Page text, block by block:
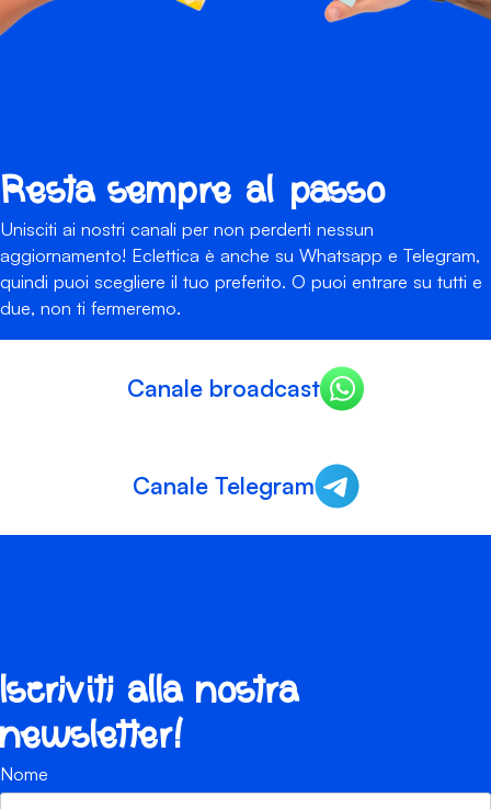
Resta sempre al passo
Unisciti ai nostri canali per non perderti nessun
aggiornamento! Eclettica è anche su Whatsapp e Telegram,
quindi puoi scegliere il tuo preferito. O puoi entrare su tutti e
due, non ti fermeremo.
Canale broadcast
Canale Telegram
Iscriviti alla nostra
newsletter!
Nome